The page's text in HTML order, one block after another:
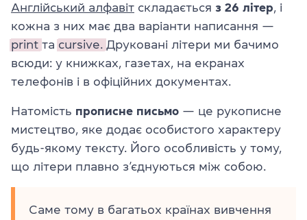
Англійський алфавіт складається з 26 літер , і
кожна з них має два варіанти написання —
print та cursive.
Друковані літери ми бачимо
всюди: у книжках, газетах, на екранах
телефонів і в офіційних документах.
Натомість прописне письмо — це рукописне
мистецтво, яке додає особистого характеру
будь-якому тексту. Його особливість у тому,
що літери плавно з’єднуються між собою.
Саме тому в багатьох країнах вивчення